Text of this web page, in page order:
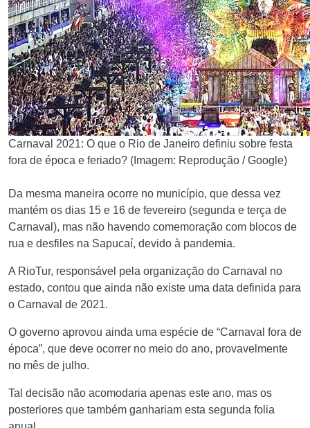
Carnaval 2021: O que o Rio de Janeiro definiu sobre festa
fora de época e feriado? (Imagem: Reprodução / Google)
Da mesma maneira ocorre no município, que dessa vez
mantém os dias 15 e 16 de fevereiro (segunda e terça de
Carnaval), mas não havendo comemoração com blocos de
rua e desfiles na Sapucaí, devido à pandemia.
A RioTur, responsável pela organização do Carnaval no
estado, contou que ainda não existe uma data definida para
o Carnaval de 2021.
O governo aprovou ainda uma espécie de “Carnaval fora de
época”, que deve ocorrer no meio do ano, provavelmente
no mês de julho.
Tal decisão não acomodaria apenas este ano, mas os
posteriores que também ganhariam esta segunda folia